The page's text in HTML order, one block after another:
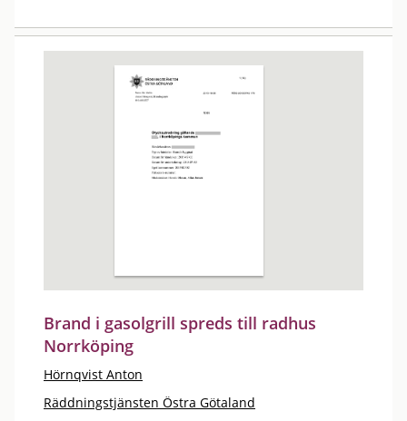
Brand i gasolgrill spreds till radhus
Norrköping
Hörnqvist Anton
Räddningstjänsten Östra Götaland